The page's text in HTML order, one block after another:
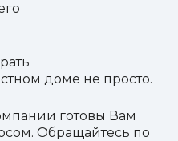
доме не просто.
готовы Вам
Обращайтесь по